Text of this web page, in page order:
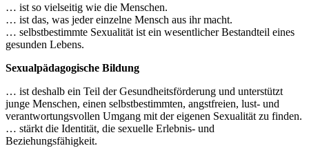
… ist so vielseitig wie die Menschen.
… ist das, was jeder einzelne Mensch aus ihr macht.
… selbstbestimmte Sexualität ist ein wesentlicher Bestandteil eines
gesunden Lebens.
Sexualpädagogische Bildung
… ist deshalb ein Teil der Gesundheitsförderung und unterstützt
junge Menschen, einen selbstbestimmten, angstfreien, lust- und
verantwortungsvollen Umgang mit der eigenen Sexualität zu finden.
… stärkt die Identität, die sexuelle Erlebnis- und
Beziehungsfähigkeit.